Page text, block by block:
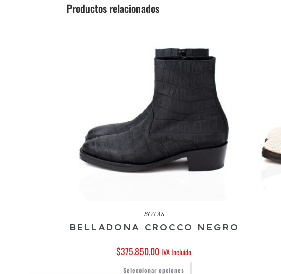
Productos relacionados
BOTAS
BELLADONA CROCCO NEGRO
$375.850,00 IVA Incluido
Seleccionar opciones